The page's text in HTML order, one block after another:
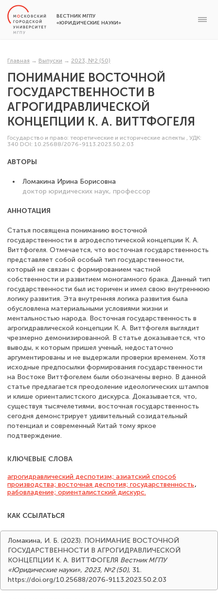
ВЕСТНИК МГПУ
«ЮРИДИЧЕСКИЕ НАУКИ»
Главная → Выпуски → 2023, №2 (50)
ПОНИМАНИЕ ВОСТОЧНОЙ
ГОСУДАРСТВЕННОСТИ В
АГРОГИДРАВЛИЧЕСКОЙ
КОНЦЕПЦИИ К. А. ВИТТФОГЕЛЯ
Государство и право: теоретические и исторические аспекты , УДК:
340 DOI: 10.25688/2076-9113.2023.50.2.03
АВТОРЫ
Ломакина Ирина Борисовна
доктор юридических наук, профессор
АННОТАЦИЯ
Статья посвящена пониманию восточной
государственности в агродеспотической концепции К. А.
Виттфогеля. Отмечается, что восточная государственность
представляет собой особый тип государственности,
который не связан с формированием частной
собственности и развитием моногамного брака. Данный тип
государственности был историчен и имел свою внутреннюю
логику развития. Эта внутренняя логика развития была
обусловлена материальными условиями жизни и
ментальностью народа. Восточная государственность в
агрогидравлической концепции К. А. Виттфогеля выглядит
чрезмерно демонизированной. В статье доказывается, что
выводы, к которым пришел ученый, недостаточно
аргументированы и не выдержали проверки временем. Хотя
исходные предпосылки формирования государственности
на Востоке Виттфогелем были обозначены верно. В данной
статье предлагается преодоление идеологических штампов
и клише ориенталистского дискурса. Доказывается, что,
существуя тысячелетиями, восточная государственность
сегодня демонстрирует удивительный созидательный
потенциал и современный Китай тому яркое
подтверждение.
КЛЮЧЕВЫЕ СЛОВА
агрогидравлический деспотизм; азиатский способ
производства; восточная деспотия; государственность,
рабовладение; ориенталистский дискурс.
КАК ССЫЛАТЬСЯ
Ломакина, И. Б. (2023). ПОНИМАНИЕ ВОСТОЧНОЙ
ГОСУДАРСТВЕННОСТИ В АГРОГИДРАВЛИЧЕСКОЙ
КОНЦЕПЦИИ К. А. ВИТТФОГЕЛЯ Вестник МГПУ
«Юридические науки», 2023, №2 (50), 31.
https://doi.org/10.25688/2076-9113.2023.50.2.03